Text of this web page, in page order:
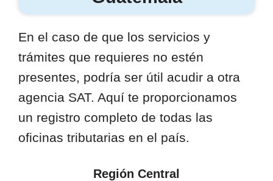
En el caso de que los servicios y
trámites que requieres no estén
presentes, podría ser útil acudir a otra
agencia SAT. Aquí te proporcionamos
un registro completo de todas las
oficinas tributarias en el país.
Región Central